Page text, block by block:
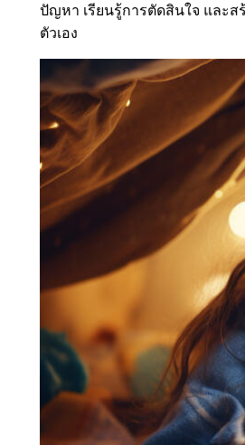
ปัญหา เรียนรู้การตัดสินใจ และส
ตัวเอง